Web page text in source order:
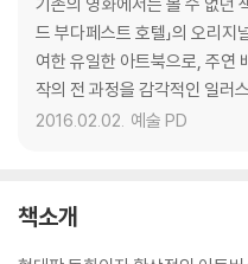
드 부다페스트 호텔」의 오리
여한 유일한 아트북으로, 주연
작의 전 과정을 감각적인 일러
2016.02.02. 예술 PD
책소개